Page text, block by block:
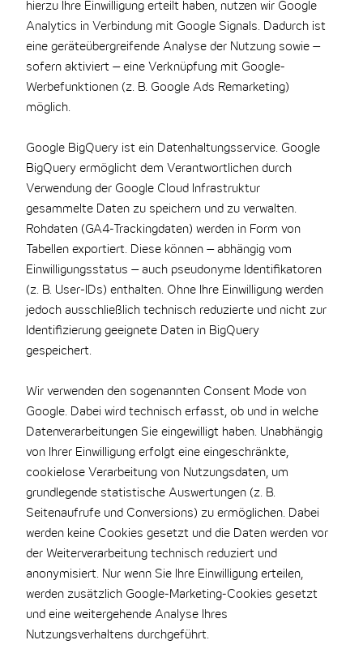
hierzu Ihre Einwilligung erteilt haben, nutzen wir Google
Analytics in Verbindung mit Google Signals. Dadurch ist
eine geräteübergreifende Analyse der Nutzung sowie –
sofern aktiviert – eine Verknüpfung mit Google-
Werbefunktionen (z. B. Google Ads Remarketing)
möglich.
Google BigQuery ist ein Datenhaltungsservice. Google
BigQuery ermöglicht dem Verantwortlichen durch
Verwendung der Google Cloud Infrastruktur
gesammelte Daten zu speichern und zu verwalten.
Rohdaten (GA4-Trackingdaten) werden in Form von
Tabellen exportiert. Diese können – abhängig vom
Einwilligungsstatus – auch pseudonyme Identifikatoren
(z. B. User-IDs) enthalten. Ohne Ihre Einwilligung werden
jedoch ausschließlich technisch reduzierte und nicht zur
Identifizierung geeignete Daten in BigQuery
gespeichert.
Wir verwenden den sogenannten Consent Mode von
Google. Dabei wird technisch erfasst, ob und in welche
Datenverarbeitungen Sie eingewilligt haben. Unabhängig
von Ihrer Einwilligung erfolgt eine eingeschränkte,
cookielose Verarbeitung von Nutzungsdaten, um
grundlegende statistische Auswertungen (z. B.
Seitenaufrufe und Conversions) zu ermöglichen. Dabei
werden keine Cookies gesetzt und die Daten werden vor
der Weiterverarbeitung technisch reduziert und
anonymisiert. Nur wenn Sie Ihre Einwilligung erteilen,
werden zusätzlich Google-Marketing-Cookies gesetzt
und eine weitergehende Analyse Ihres
Nutzungsverhaltens durchgeführt.